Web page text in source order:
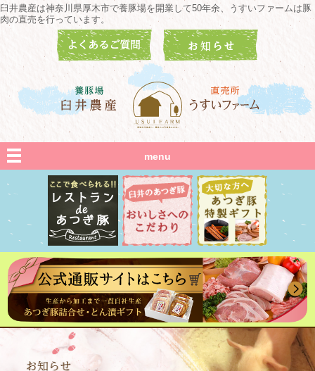
臼井農産は神奈川県厚木市で養豚場を開業して50年余、うすいファームは豚
肉の直売を行っています。
menu